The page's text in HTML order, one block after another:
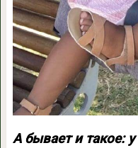
А бывает и такое: